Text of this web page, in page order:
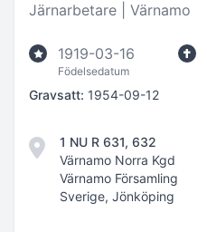
Järnarbetare | Värnamo
1919-03-16
Födelsedatum
Gravsatt: 1954-09-12
1 NU R 631, 632
Värnamo Norra Kgd
Värnamo Församling
Sverige, Jönköping